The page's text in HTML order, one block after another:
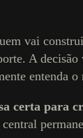
vai
A
entenda o
certa para